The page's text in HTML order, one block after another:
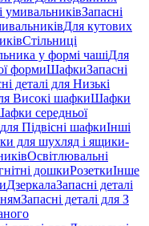
умивальниківЗапасні
Для кутових
Стільниці
у формі чашіДля
формиШафкиЗапасні
деталі для Низькі
Високі шафкиШафки
середньої
Підвісні шафкиІнші
для шухляд і ящики-
Освітлювальні
дошкиРозеткиІнше
ДзеркалаЗапасні деталі
Запасні деталі для З